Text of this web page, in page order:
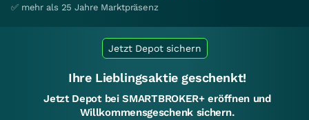
✅ mehr als 25 Jahre Marktpräsenz
Jetzt Depot sichern
Ihre Lieblingsaktie geschenkt!
Jetzt Depot bei SMARTBROKER+ eröffnen und
Willkommensgeschenk sichern.